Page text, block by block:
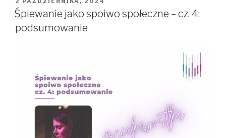
W
Śpiewanie jako spoiwo społeczne – cz. 4:
podsumowanie